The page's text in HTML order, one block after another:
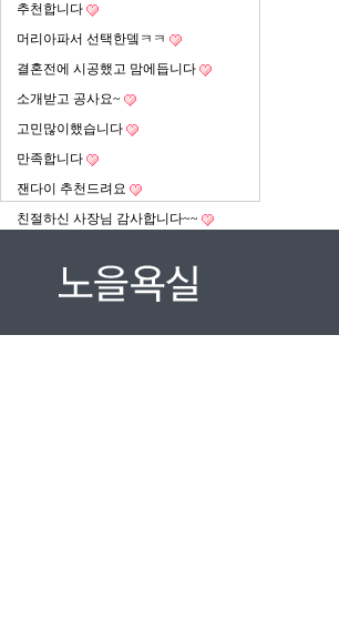
추천합니다
머리아파서 선택한뎈ㅋㅋ
결혼전에 시공했고 맘에듭니다
소개받고 공사요~
고민많이했습니다
만족합니다
잰다이 추천드려요
친절하신 사장님 감사합니다~~